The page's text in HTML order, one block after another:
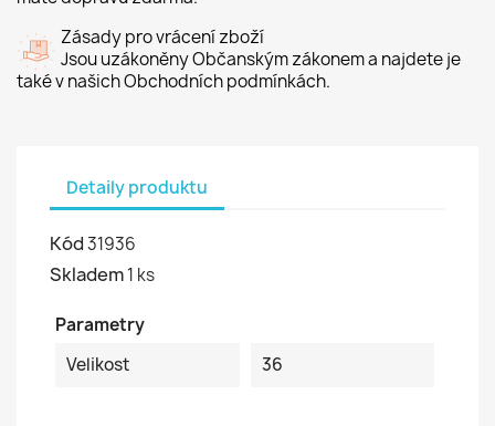
Zásady pro vrácení zboží
Jsou uzákoněny Občanským zákonem a najdete je
také v našich Obchodních podmínkách.
Detaily produktu
Kód31936
Skladem1 ks
Parametry
Velikost
36